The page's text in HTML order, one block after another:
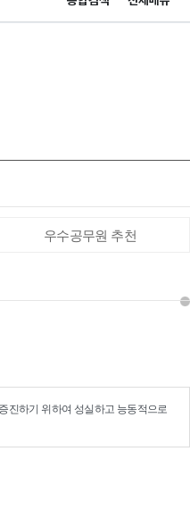
.
우수공무원 추천
진하기 위하여 성실하고 능동적으로